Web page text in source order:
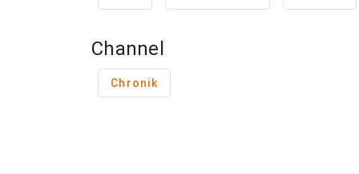
Channel
Chronik